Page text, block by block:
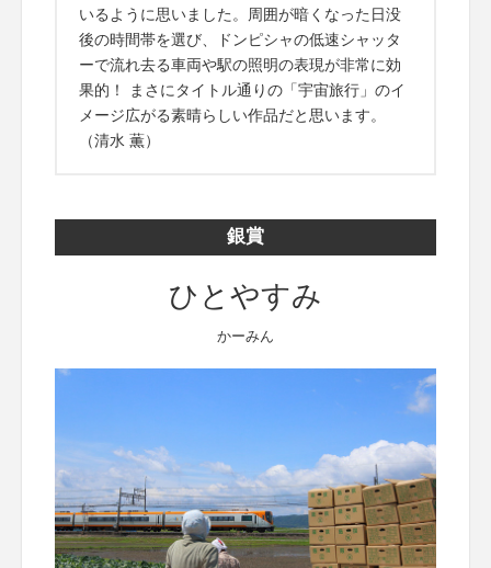
いるように思いました。周囲が暗くなった日没
後の時間帯を選び、ドンピシャの低速シャッタ
ーで流れ去る車両や駅の照明の表現が非常に効
果的！ まさにタイトル通りの「宇宙旅行」のイ
メージ広がる素晴らしい作品だと思います。
（清水 薫）
銀賞
ひとやすみ
かーみん